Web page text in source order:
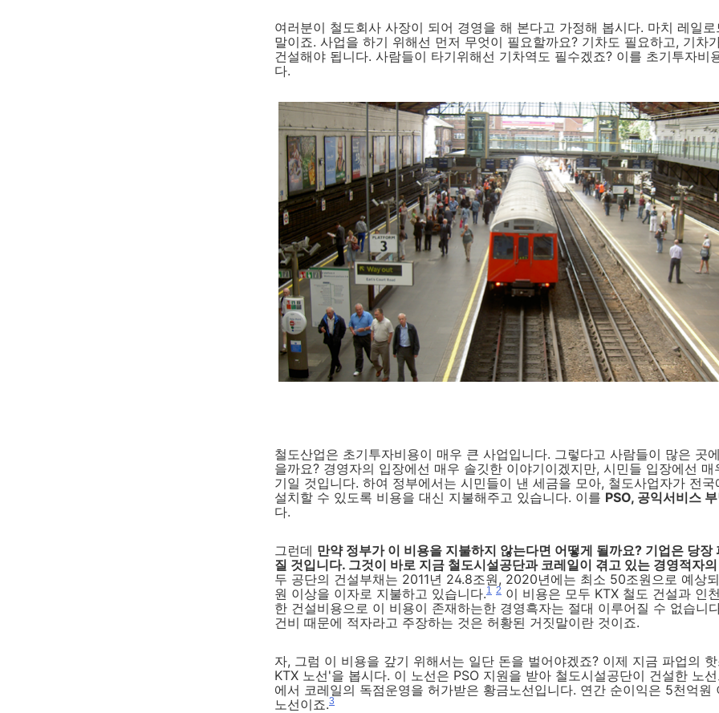
여러분이 철도회사 사장이 되어 경영을 해 본다고 가정해 봅시다. 마치 레일로
말이죠. 사업을 하기 위해선 먼저 무엇이 필요할까요? 기차도 필요하고, 기차
건설해야 됩니다. 사람들이 타기위해선 기차역도 필수겠죠? 이를 초기투자비
다.
철도산업은 초기투자비용이 매우 큰 사업입니다. 그렇다고 사람들이 많은 곳
을까요? 경영자의 입장에선 매우 솔깃한 이야기이겠지만, 시민들 입장에선
기일 것입니다. 하여 정부에서는 시민들이 낸 세금을 모아, 철도사업자가 전
설치할 수 있도록 비용을 대신 지불해주고 있습니다. 이를 PSO, 공익서비스
다.
그런데 만약 정부가 이 비용을 지불하지 않는다면 어떻게 될까요? 기업은 당장
질 것입니다. 그것이 바로 지금 철도시설공단과 코레일이 겪고 있는 경영적자
두 공단의 건설부채는 2011년 24.8조원, 2020년에는 최소 50조원으로 예상
원 이상을 이자로 지불하고 있습니다.1 2 이 비용은 모두 KTX 철도 건설과 인
한 건설비용으로 이 비용이 존재하는한 경영흑자는 절대 이루어질 수 없습니
건비 때문에 적자라고 주장하는 것은 허황된 거짓말이란 것이죠.
자, 그럼 이 비용을 갚기 위해서는 일단 돈을 벌어야겠죠? 이제 지금 파업의
KTX 노선'을 봅시다. 이 노선은 PSO 지원을 받아 철도시설공단이 건설한 노
에서 코레일의 독점운영을 허가받은 황금노선입니다. 연간 순이익은 5천억원
노선이죠.3